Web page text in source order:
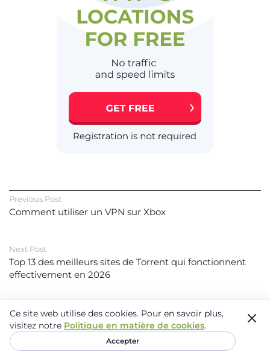
Previous Post
Comment utiliser un VPN sur Xbox
Next Post
Top 13 des meilleurs sites de Torrent qui fonctionnent
effectivement en 2026
Leave a Reply
Your email address will not be published. Required fields are marked*
Ce site web utilise des cookies. Pour en savoir plus,
visitez notre Politique en matière de cookies.
Accepter